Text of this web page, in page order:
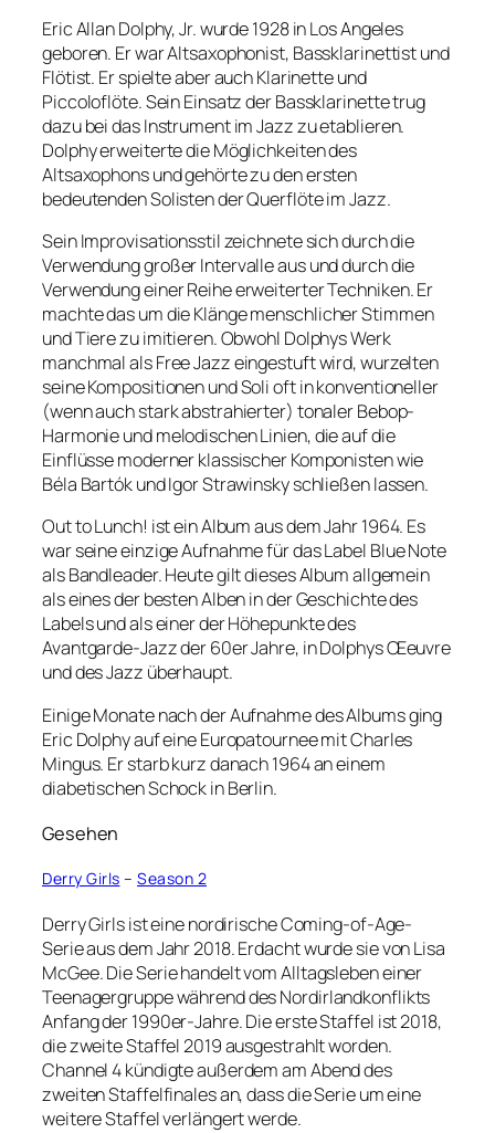
Eric Allan Dolphy, Jr. wurde 1928 in Los Angeles
geboren. Er war Altsaxophonist, Bassklarinettist und
Flötist. Er spielte aber auch Klarinette und
Piccoloflöte. Sein Einsatz der Bassklarinette trug
dazu bei das Instrument im Jazz zu etablieren.
Dolphy erweiterte die Möglichkeiten des
Altsaxophons und gehörte zu den ersten
bedeutenden Solisten der Querflöte im Jazz.
Sein Improvisationsstil zeichnete sich durch die
Verwendung großer Intervalle aus und durch die
Verwendung einer Reihe erweiterter Techniken. Er
machte das um die Klänge menschlicher Stimmen
und Tiere zu imitieren. Obwohl Dolphys Werk
manchmal als Free Jazz eingestuft wird, wurzelten
seine Kompositionen und Soli oft in konventioneller
(wenn auch stark abstrahierter) tonaler Bebop-
Harmonie und melodischen Linien, die auf die
Einflüsse moderner klassischer Komponisten wie
Béla Bartók und Igor Strawinsky schließen lassen.
Out to Lunch! ist ein Album aus dem Jahr 1964. Es
war seine einzige Aufnahme für das Label Blue Note
als Bandleader. Heute gilt dieses Album allgemein
als eines der besten Alben in der Geschichte des
Labels und als einer der Höhepunkte des
Avantgarde-Jazz der 60er Jahre, in Dolphys Œeuvre
und des Jazz überhaupt.
Einige Monate nach der Aufnahme des Albums ging
Eric Dolphy auf eine Europatournee mit Charles
Mingus. Er starb kurz danach 1964 an einem
diabetischen Schock in Berlin.
Gesehen
Derry Girls – Season 2
Derry Girls ist eine nordirische Coming-of-Age-
Serie aus dem Jahr 2018. Erdacht wurde sie von Lisa
McGee. Die Serie handelt vom Alltagsleben einer
Teenagergruppe während des Nordirlandkonflikts
Anfang der 1990er-Jahre. Die erste Staffel ist 2018,
die zweite Staffel 2019 ausgestrahlt worden.
Channel 4 kündigte außerdem am Abend des
zweiten Staffelfinales an, dass die Serie um eine
weitere Staffel verlängert werde.